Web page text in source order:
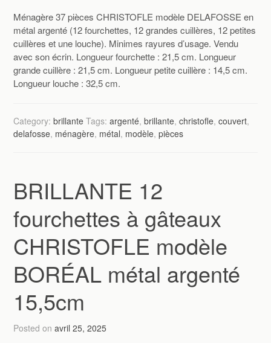
Ménagère 37 pièces CHRISTOFLE modèle DELAFOSSE en
métal argenté (12 fourchettes, 12 grandes cuillères, 12 petites
cuillères et une louche). Minimes rayures d’usage. Vendu
avec son écrin. Longueur fourchette : 21,5 cm. Longueur
grande cuillère : 21,5 cm. Longueur petite cuillère : 14,5 cm.
Longueur louche : 32,5 cm.
Category:brillante Tags:argenté,brillante,christofle,couvert,
delafosse, ménagère, métal, modèle,pièces
BRILLANTE 12
fourchettes à gâteaux
CHRISTOFLE modèle
BORÉAL métal argenté
15,5cm
Posted onavril 25, 2025